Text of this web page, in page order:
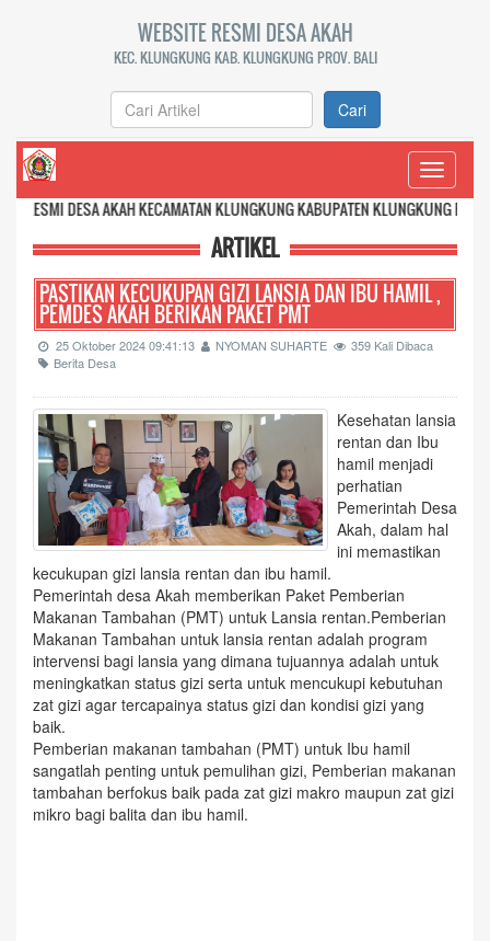
WEBSITE RESMI DESA AKAH
KEC. KLUNGKUNG KAB. KLUNGKUNG PROV. BALI
Cari
Toggle
AKAH KECAMATAN KLUNGKUNG KABUPATEN KLUNGKUNG PROVINSI BALI
ARTIKEL
PASTIKAN KECUKUPAN GIZI LANSIA DAN IBU HAMIL ,
PEMDES AKAH BERIKAN PAKET PMT
25 Oktober 2024 09:41:13 NYOMAN SUHARTE
359 Kali Dibaca
Berita Desa
Kesehatan lansia
rentan dan Ibu
hamil menjadi
perhatian
Pemerintah Desa
Akah, dalam hal
ini memastikan
kecukupan gizi lansia rentan dan ibu hamil.
Pemerintah desa Akah memberikan Paket Pemberian
Makanan Tambahan (PMT) untuk Lansia rentan.Pemberian
Makanan Tambahan untuk lansia rentan adalah program
intervensi bagi lansia yang dimana tujuannya adalah untuk
meningkatkan status gizi serta untuk mencukupi kebutuhan
zat gizi agar tercapainya status gizi dan kondisi gizi yang
baik.
Pemberian makanan tambahan (PMT) untuk Ibu hamil
sangatlah penting untuk pemulihan gizi, Pemberian makanan
tambahan berfokus baik pada zat gizi makro maupun zat gizi
mikro bagi balita dan ibu hamil.